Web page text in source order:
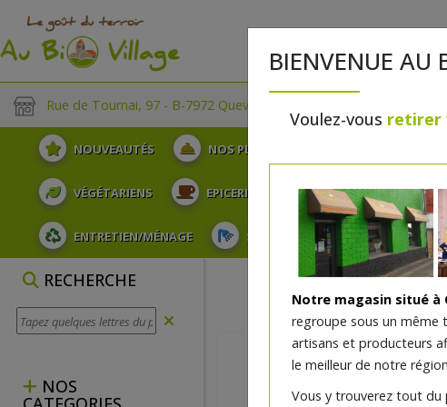
Rue de Tournai, 97 - B-7972 Quevaucamps
NOUVEAUTÉS NOS PLATEAUX
VÉGÉTARIENS EPICERIE PLATS TRAITEUR
ENTRETIEN/MÉNAGE SOINS ET HYGIÈNE DU CORPS
RECHERCHE
NOS
BIENVENUE AU
Voulez-vous retirer
Notre magasin situé à
regroupe sous un même
artisans et producteurs
le meilleur de notre
Vous y trouverez tout du